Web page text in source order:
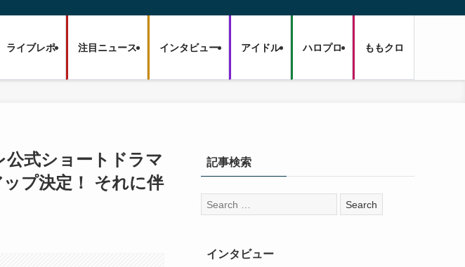
ライブレポ 注目ニュース インタビュー アイドル ハロプロ ももクロ
公式ショートドラマ
プ決定！ それに伴
記事検索
検
索:
インタビュー